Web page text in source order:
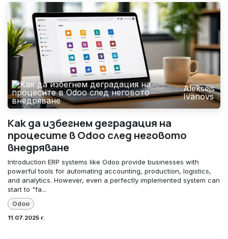
Aleksejs
Ivanovs
Как да избегнем деградация на
процесите в Odoo след неговото
внедряване
Introduction ERP systems like Odoo provide businesses with
powerful tools for automating accounting, production, logistics,
and analytics. However, even a perfectly implemented system can
start to "fa...
Odoo
11.07.2025 г.